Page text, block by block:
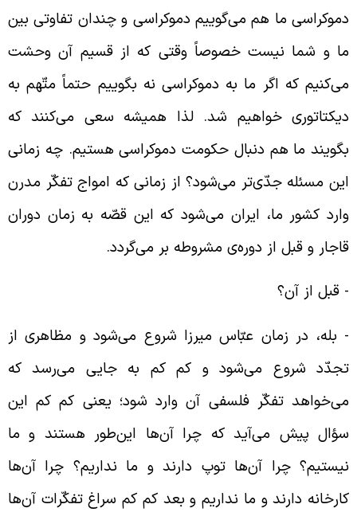
ما هم می‌گوییم دموکراسی و چندان تفاوتی بین
و شما نیست خصوصاً وقتی که از قسیم آن وحشت
که اگر ما به دموکراسی نه بگوییم حتماً متّهم به
خواهیم شد. لذا همیشه سعی می‌کنند که
ما هم دنبال حکومت دموکراسی هستیم. چه زمانی
مسئله جدّی‌تر می‌شود؟ از زمانی که امواج تفکّر مدرن
کشور ما، ایران می‌شود که این قصّه به زمان دوران
و قبل از دوره‌ی مشروطه بر می‌گردد.
قبل از آن؟
بله، در زمان عبّاس میرزا شروع می‌شود و مظاهری از
شروع می‌شود و کم کم به جایی می‌رسد که
تفکّر فلسفی آن وارد شود؛ یعنی کم کم این
پیش می‌آید که چرا آن‌ها این‌طور هستند و ما
چرا آن‌ها توپ دارند و ما نداریم؟ چرا آن‌ها
دارند و ما نداریم و بعد کم کم سراغ تفکّرات آن‌ها